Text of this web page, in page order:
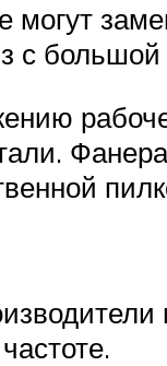
с большой